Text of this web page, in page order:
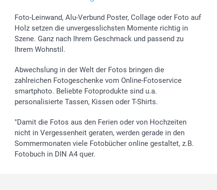
Sticker & Etiketten
Geschenk-Gutscheine (PDF)
Presse
Partnerprogramme
Investor Relations
Widerrufsrecht
Kommunion & Konfirmation
Hochzeit
Geburtstag
Zu allen Anlässen
Lieferfristen
72h Lieferung
Zahlungsmöglichkeiten
Status der Bestellung
smartfriends
smartgarantie
smartbonus
Foto-Leinwand, Alu-Verbund Poster, Collage oder Foto auf
Holz setzen die unvergesslichsten Momente richtig in
Szene. Ganz nach Ihrem Geschmack und passend zu
Ihrem Wohnstil.
Abwechslung in der Welt der Fotos bringen die
zahlreichen Fotogeschenke vom Online-Fotoservice
smartphoto. Beliebte Fotoprodukte sind u.a.
personalisierte Tassen, Kissen oder T-Shirts.
"Damit die Fotos aus den Ferien oder von Hochzeiten
nicht in Vergessenheit geraten, werden gerade in den
Sommermonaten viele Fotobücher online gestaltet, z.B.
Fotobuch in DIN A4 quer.